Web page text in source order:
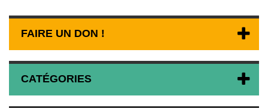
FAIRE UN DON !
CATÉGORIES